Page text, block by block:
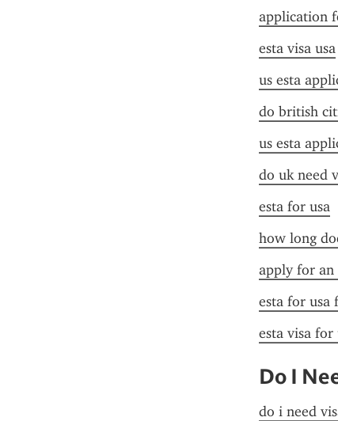
application
esta visa usa
us esta
do british
us esta
do uk need
esta for usa
how long
apply for an
esta for usa
esta visa for
Do I
do i need